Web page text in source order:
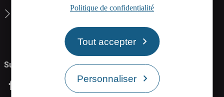
Politique de confidentialité
Tout accepter
Personnaliser
La carte interactive de Rodez Agglo
Suivez-nous